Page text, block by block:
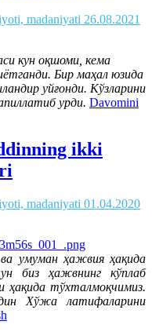
madaniyati 26.08.2021
кун оқшоми, кема
Бир маҳал юзида
уйғонди. Кўзларини
урди. Davomini
ikki
madaniyati 01.04.2020
умуман ҳажвия ҳақида
биз ҳажвнинг кўплаб
тўхталмоқчимиз.
Хўжа латифаларини